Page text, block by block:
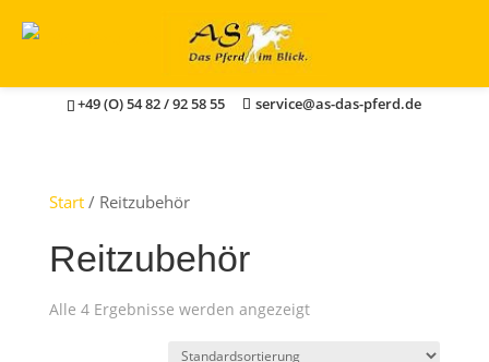
+49 (O) 54 82 / 92 58 55 service@as-das-pferd.de
Start/ Reitzubehör
Reitzubehör
Alle 4 Ergebnisse werden angezeigt